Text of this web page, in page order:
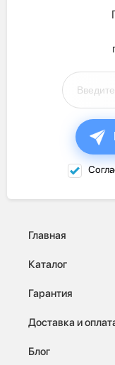
Главная
Каталог
Гарантия
Доставка и
Блог